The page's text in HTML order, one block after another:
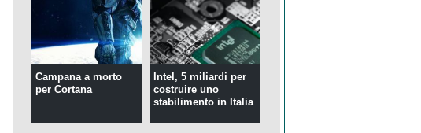
Campana a morto
per Cortana
Intel, 5 miliardi per
costruire uno
stabilimento in Italia